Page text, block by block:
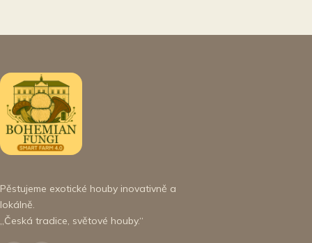
Pěstujeme exotické houby inovativně a
lokálně.
„Česká tradice, světové houby.“